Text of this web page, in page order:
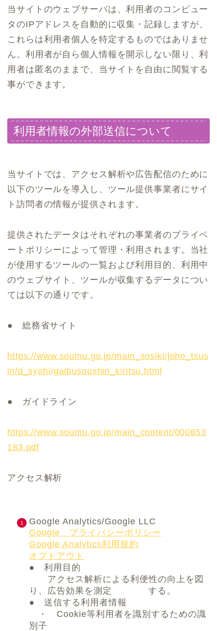
当サイトのウェブサーバは、利用者のコンピュー
タのIPアドレスを自動的に収集・記録しますが、
これらは利用者個人を特定するものではありませ
ん。利用者が自ら個人情報を開示しない限り、利
用者は匿名のままで、当サイトを自由に閲覧する
事ができます。
利用者情報の外部送信について
当サイトでは、アクセス解析や広告配信のために
以下のツールを導入し、ツール提供事業者にサイ
ト訪問者の情報が提供されます。
提供されたデータはそれぞれの事業者のプライベ
ートポリシーによって管理・利用されます。当社
が使用するツールの一覧および利用目的、利用中
のウェブサイト、ツールが収集するデータについ
ては以下の通りです。
● 総務省サイト
https://www.soumu.go.jp/main_sosiki/joho_tsus
in/d_syohi/gaibusoushin_kiritsu.html
● ガイドライン
https://www.soumu.go.jp/main_content/000853
183.pdf
アクセス解析
Google Analytics/Google LLC
Google プライバシーポリシー
Google Analytics利用規約
オプトアウト
● 利用目的
アクセス解析による利便性の向上を図
り、広告効果を測定 する。
● 送信する利用者情報
・ Cookie等利用者を識別するための識
別子